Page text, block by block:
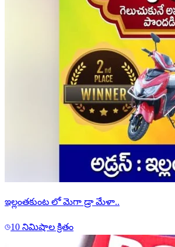
ఇల్లంతకుంట లో మెగా డ్రా మేళా..
10 నిమిషాల క్రితం